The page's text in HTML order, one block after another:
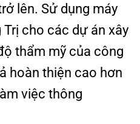
lên. Sử dụng máy
cho các dự án xây
thẩm mỹ của công
hoàn thiện cao hơn
việc thông